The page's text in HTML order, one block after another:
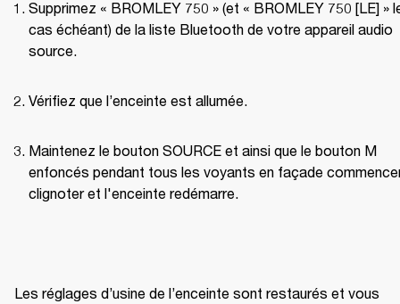
Supprimez « BROMLEY 750 » (et « BROMLEY 750 [LE] »
cas échéant) de la liste Bluetooth de votre appareil audio
source.
Vérifiez que l’enceinte est allumée.
Maintenez le bouton SOURCE et ainsi que le bouton M
enfoncés pendant tous les voyants en façade
clignoter et l'enceinte redémarre.
Les réglages d’usine de l’enceinte sont restaurés et vous